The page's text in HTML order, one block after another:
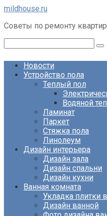
Перейти
контенту
mildhouse.ru
Советы по ремонту
Новости
Устройство пола
Теплый пол
Водяной
Ламинат
Паркет
Стяжка пола
Линолеум
Дизайн интерьера
Дизайн зала
Дизайн спальни
Дизайн кухни
Ванная комната
Укладка плитки
Дизайн ванной